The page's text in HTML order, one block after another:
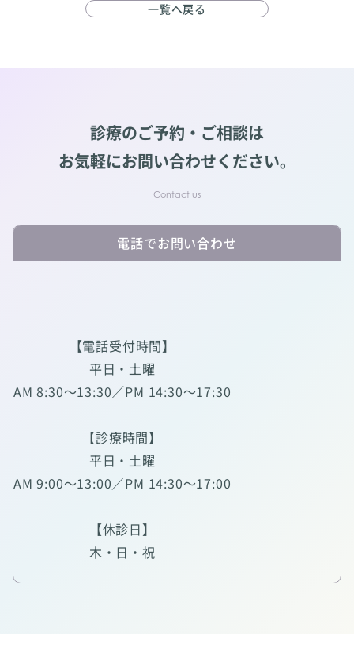
一覧へ戻る
診療のご予約・ご相談は
お気軽にお問い合わせください。
電話でお問い合わせ
【電話受付時間】
平日・土曜
AM 8:30～13:30／PM 14:30～17:30
【診療時間】
平日・土曜
AM 9:00～13:00／PM 14:30～17:00
【休診日】
木・日・祝